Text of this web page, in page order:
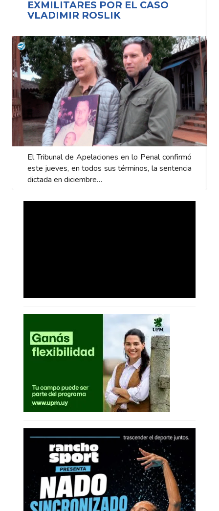
EXMILITARES POR EL CASO
VLADIMIR ROSLIK
El Tribunal de Apelaciones en lo Penal confirmó
este jueves, en todos sus términos, la sentencia
dictada en diciembre…